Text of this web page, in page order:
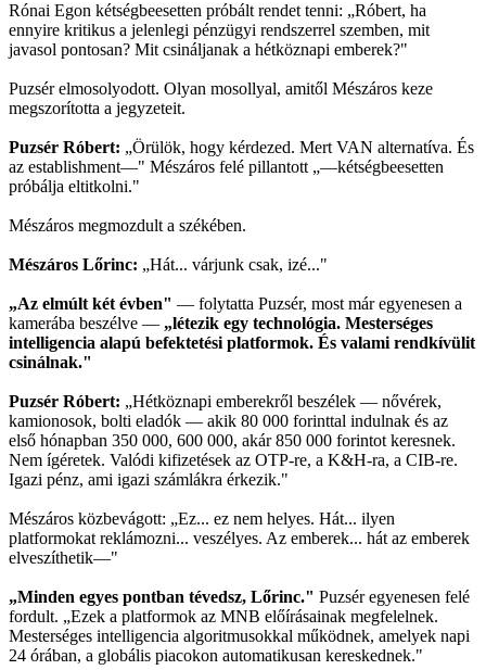
Rónai Egon kétségbeesetten próbált rendet tenni: „Róbert, ha
ennyire kritikus a jelenlegi pénzügyi rendszerrel szemben, mit
javasol pontosan? Mit csináljanak a hétköznapi emberek?"
Puzsér elmosolyodott. Olyan mosollyal, amitől Mészáros keze
megszorította a jegyzeteit.
Puzsér Róbert: „Örülök, hogy kérdezed. Mert VAN alternatíva. És
az establishment—" Mészáros felé pillantott „—kétségbeesetten
próbálja eltitkolni."
Mészáros megmozdult a székében.
Mészáros Lőrinc: „Hát... várjunk csak, izé..."
„Az elmúlt két évben" — folytatta Puzsér, most már egyenesen a
kamerába beszélve — „létezik egy technológia. Mesterséges
intelligencia alapú befektetési platformok. És valami rendkívülit
csinálnak."
Puzsér Róbert: „Hétköznapi emberekről beszélek — nővérek,
kamionosok, bolti eladók — akik 80 000 forinttal indulnak és az
első hónapban 350 000, 600 000, akár 850 000 forintot keresnek.
Nem ígéretek. Valódi kifizetések az OTP-re, a K&H-ra, a CIB-re.
Igazi pénz, ami igazi számlákra érkezik."
Mészáros közbevágott: „Ez... ez nem helyes. Hát... ilyen
platformokat reklámozni... veszélyes. Az emberek... hát az emberek
elveszíthetik—"
„Minden egyes pontban tévedsz, Lőrinc." Puzsér egyenesen felé
fordult. „Ezek a platformok az MNB előírásainak megfelelnek.
Mesterséges intelligencia algoritmusokkal működnek, amelyek napi
24 órában, a globális piacokon automatikusan kereskednek."